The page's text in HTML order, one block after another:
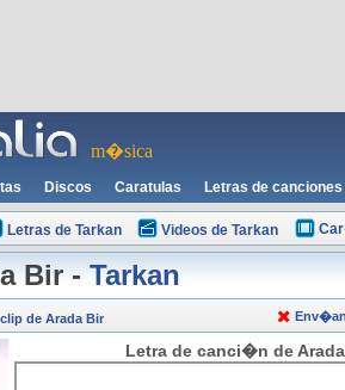
m�sica
Discos Caratulas Letras de canciones
Letras de Tarkan Videos de Tarkan
Bir -Tarkan
de Arada Bir
Letra de canci�n de